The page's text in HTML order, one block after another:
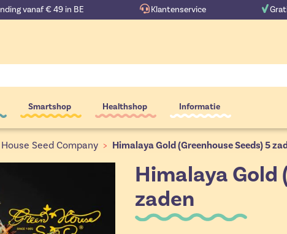
Smartshop Healthshop Informatie
vanaf € 49 in BE Klantenservice
Seed Company > Himalaya Gold (Greenhouse Seeds) 5
Himalaya Gold
zaden